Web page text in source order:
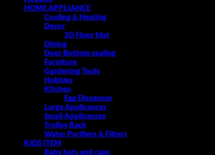
HOME APPLIANCE
Cooling & Heating
Decor
3D Floor Mat
Dining
Door Bottom sealing
Furniture
Gardening Tools
Hobbies
Kitchen
Egg Dispenser
Large Applicances
Small Applicances
Trolley Rack
Water Purifiers & Filters
KIDS ITEM
Baby hats and caps